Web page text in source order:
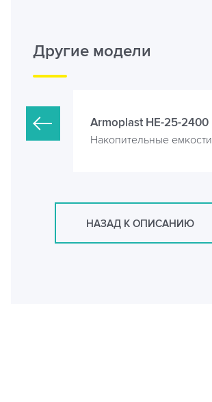
Другие модели
25-2000
емкости
Armoplast HE-25-2400
Накопительные емкости
НАЗАД К ОПИСАНИЮ